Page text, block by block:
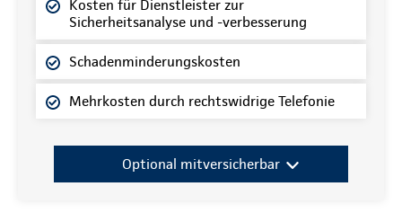
Kosten für Dienstleister zur
Sicherheitsanalyse und -verbesserung
Schadenminderungskosten
Mehrkosten durch rechtswidrige Telefonie
Optional mitversicherbar